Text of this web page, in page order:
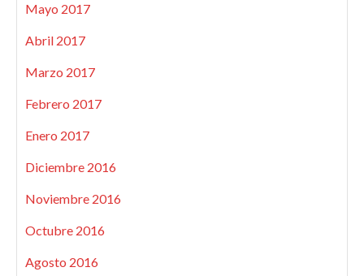
Mayo 2017
Abril 2017
Marzo 2017
Febrero 2017
Enero 2017
Diciembre 2016
Noviembre 2016
Octubre 2016
Agosto 2016